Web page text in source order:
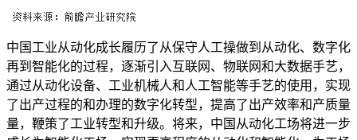
中国工业从动化成长履历了从保守人工操做到从动化、数字化
再到智能化的过程，逐渐引入互联网、物联网和大数据手艺，
通过从动化设备、工业机械人和人工智能等手艺的使用，实现
了出产过程的和办理的数字化转型，提高了出产效率和产质量
量，鞭策了工业转型和升级。将来，中国从动化工场将进一步